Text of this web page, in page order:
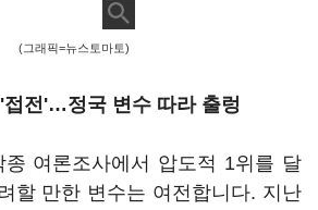
(그래픽=뉴스토마토)
접전'…정국 변수 따라 출렁
여론조사에서 압도적 1위를 달
할 만한 변수는 여전합니다. 지난